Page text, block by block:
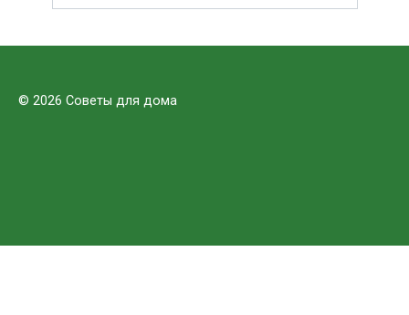
© 2026 Советы для дома